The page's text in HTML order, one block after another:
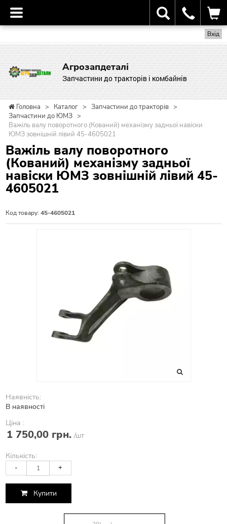
Вхід
Агрозапдеталі
Запчастини до тракторів і комбайнів
Головна > Каталог > Запчастини до тракторів >
Запчастини до ЮМЗ >
Важіль валу поворотного (Кований) механізму задньої навіски
ЮМЗ зовнішній лівий 45-4605021
Важіль валу поворотного
(Кований) механізму задньої
навіски ЮМЗ зовнішній лівий 45-
4605021
Код товару: 45-4605021
Наявність:
В наявності
Ціна :
1 750,00 грн. /шт
Кількість:
- +
Купити